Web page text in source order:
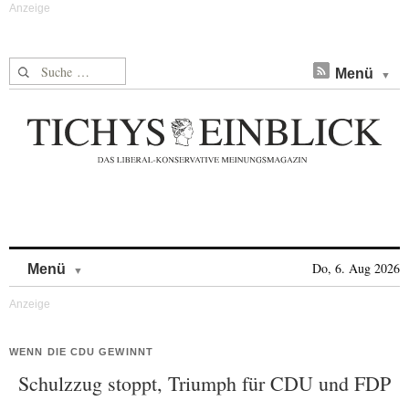
Suche nach: Menü
Menü Do, 6. Aug 2026
WENN DIE CDU GEWINNT
Schulzzug stoppt, Triumph für CDU und FDP